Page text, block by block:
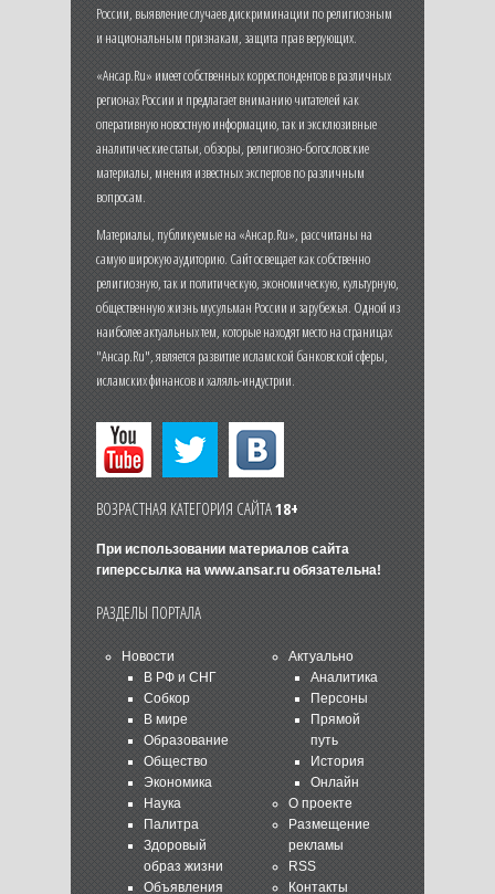
России, выявление случаев дискриминации по религиозным
и национальным признакам, защита прав верующих.
«Ансар.Ru» имеет собственных корреспондентов в различных
регионах России и предлагает вниманию читателей как
оперативную новостную информацию, так и эксклюзивные
аналитические статьи, обзоры, религиозно-богословские
материалы, мнения известных экспертов по различным
вопросам.
Материалы, публикуемые на «Ансар.Ru», рассчитаны на
самую широкую аудиторию. Сайт освещает как собственно
религиозную, так и политическую, экономическую, культурную,
общественную жизнь мусульман России и зарубежья. Одной из
наиболее актуальных тем, которые находят место на страницах
"Ансар.Ru", является развитие исламской банковской сферы,
исламских финансов и халяль-индустрии.
ВОЗРАСТНАЯ КАТЕГОРИЯ САЙТА18+
При использовании материалов сайта
гиперссылка на www.ansar.ruобязательна!
РАЗДЕЛЫ ПОРТАЛА
Новости
В РФ и СНГ
Собкор
В мире
Образование
Общество
Экономика
Наука
Палитра
Здоровый
образ жизни
Объявления
Актуально
Аналитика
Персоны
Прямой
путь
История
Онлайн
О проекте
Размещение
рекламы
RSS
Контакты